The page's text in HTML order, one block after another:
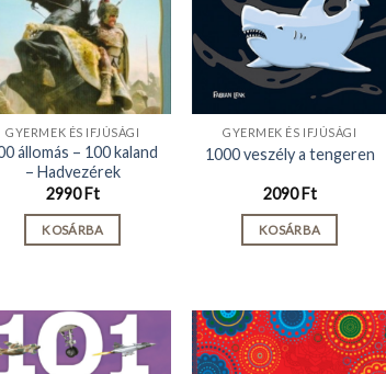
GYERMEK ÉS IFJÚSÁGI
állomás – 100 kaland
– Hadvezérek
2990Ft
KOSÁRBA
GYERMEK ÉS IFJÚSÁGI
1000 veszély a tengeren
2090Ft
KOSÁRBA